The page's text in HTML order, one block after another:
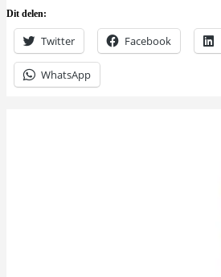
Dit delen:
Twitter Facebook
WhatsApp